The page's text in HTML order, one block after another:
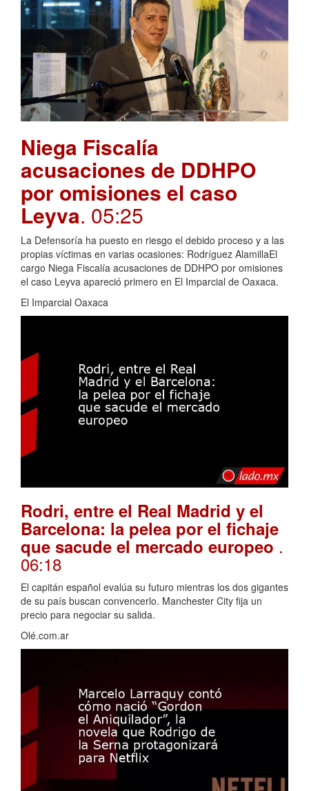
Niega Fiscalía
acusaciones de DDHPO
por omisiones el caso
Leyva. 05:25
La Defensoría ha puesto en riesgo el debido proceso y a las
propias víctimas en varias ocasiones: Rodríguez AlamillaEl
cargo Niega Fiscalía acusaciones de DDHPO por omisiones
el caso Leyva apareció primero en El Imparcial de Oaxaca.
El Imparcial Oaxaca
Rodri, entre el Real Madrid y el
Barcelona: la pelea por el fichaje
que sacude el mercado europeo .
06:18
El capitán español evalúa su futuro mientras los dos gigantes
de su país buscan convencerlo. Manchester City fija un
precio para negociar su salida.
Olé.com.ar